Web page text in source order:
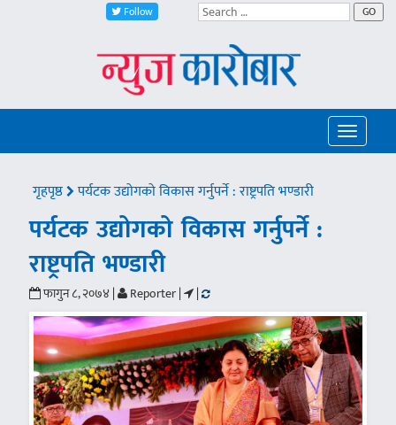
Follow GO
Toggle
गृहपृष्ठ पर्यटक उद्योगको विकास गर्नुपर्ने : राष्ट्रपति भण्डारी
पर्यटक उद्योगको विकास गर्नुपर्ने :
राष्ट्रपति भण्डारी
फागुन ८, २०७४ | Reporter | |